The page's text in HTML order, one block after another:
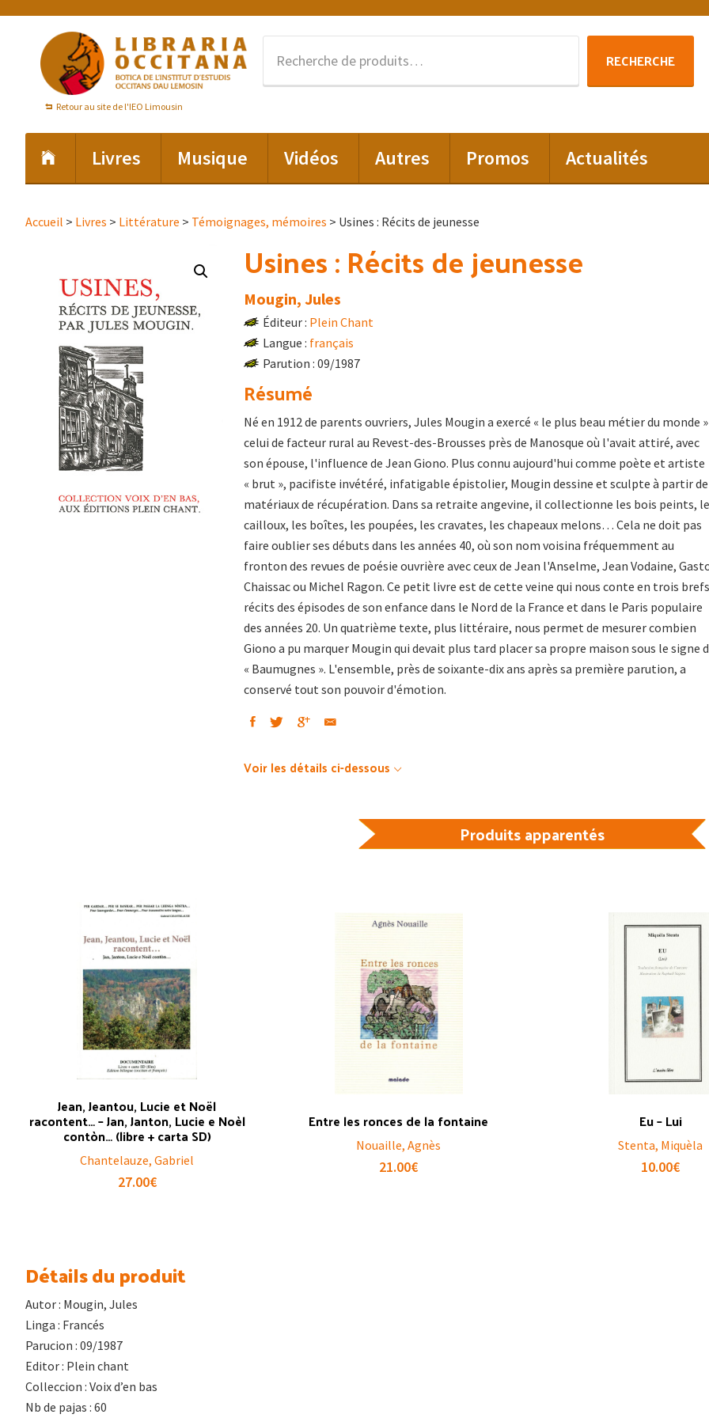
navigation
principale
contenu
principal
Retour au site de l'IEO Limousin
RECHERCHE
Livres Musique Vidéos Autres Promos Actualités
Accueil > Livres > Littérature > Témoignages, mémoires > Usines : Récits de jeunesse
Usines : Récits de jeunesse
Mougin, Jules
Éditeur : Plein Chant
Langue : français
Parution : 09/1987
Résumé
Né en 1912 de parents ouvriers, Jules Mougin a exercé « le plus beau métier du monde
celui de facteur rural au Revest-des-Brousses près de Manosque où l'avait attiré, avec
son épouse, l'influence de Jean Giono. Plus connu aujourd'hui comme poète et artiste
« brut », pacifiste invétéré, infatigable épistolier, Mougin dessine et sculpte à partir de
matériaux de récupération. Dans sa retraite angevine, il collectionne les bois peints,
cailloux, les boîtes, les poupées, les cravates, les chapeaux melons… Cela ne doit pas
faire oublier ses débuts dans les années 40, où son nom voisina fréquemment au
fronton des revues de poésie ouvrière avec ceux de Jean l'Anselme, Jean Vodaine,
Chaissac ou Michel Ragon. Ce petit livre est de cette veine qui nous conte en trois brefs
récits des épisodes de son enfance dans le Nord de la France et dans le Paris populaire
des années 20. Un quatrième texte, plus littéraire, nous permet de mesurer combien
Giono a pu marquer Mougin qui devait plus tard placer sa propre maison sous le signe
« Baumugnes ». L'ensemble, près de soixante-dix ans après sa première parution, a
conservé tout son pouvoir d'émotion.
Voir les détails ci-dessous
Produits apparentés
Jean, Jeantou, Lucie et Noël
racontent… – Jan, Janton, Lucie e Noèl
contòn… (libre + carta SD)
Chantelauze, Gabriel
27.00€
Entre les ronces de la fontaine
Nouaille, Agnès
21.00€
Eu – Lui
Stenta, Miquèla
10.00€
Détails du produit
Autor : Mougin, Jules
Linga : Francés
Parucion : 09/1987
Editor : Plein chant
Colleccion : Voix d’en bas
Nb de pajas : 60